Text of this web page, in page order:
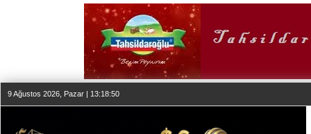
9 Ağustos 2026, Pazar | 13:18:51